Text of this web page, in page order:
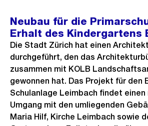
Neubau für die
Erhalt des Kindergartens
Die Stadt Zürich hat einen
durchgeführt, den das
zusammen mit KOLB
gewonnen hat. Das Projekt für den
Schulanlage Leimbach findet
Umgang mit den umliegenden
Maria Hilf, Kirche Leimbach sowie